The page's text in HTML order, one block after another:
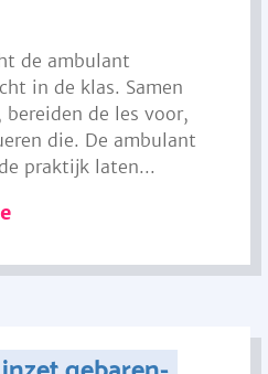
de ambulant
in de klas. Samen
de les voor,
die. De ambulant
praktijk laten...